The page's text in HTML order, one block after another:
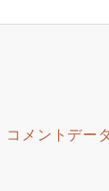
コメントデー